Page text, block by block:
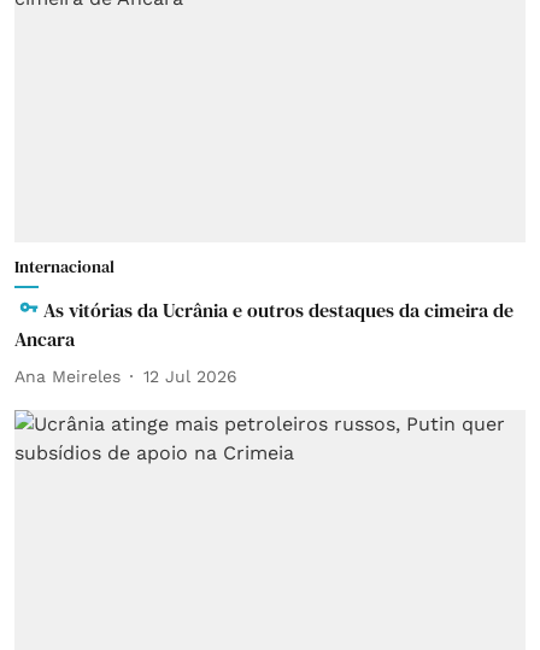
Internacional
As vitórias da Ucrânia e outros destaques da cimeira de
Ancara
Ana Meireles 12 Jul 2026